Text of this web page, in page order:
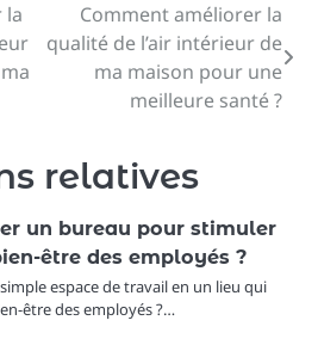
la
Comment améliorer la
qualité de l’air intérieur de
ma maison pour une
meilleure santé ?
relatives
un bureau pour stimuler
être des employés ?
espace de travail en un lieu qui
être des employés ?…